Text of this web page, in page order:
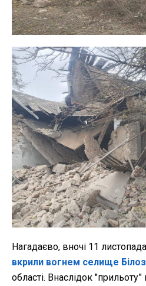
Нагадаєво, вночі 11
вкрили вогнем селище
області. Внаслідок